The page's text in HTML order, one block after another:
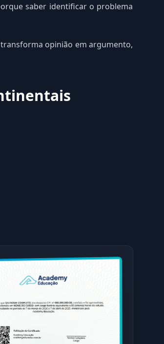
saber identificar o problema
opinião em argumento,